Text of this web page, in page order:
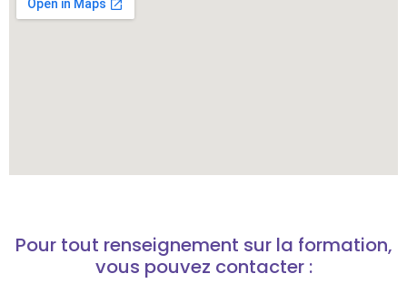
Pour tout renseignement sur la formation,
vous pouvez contacter :